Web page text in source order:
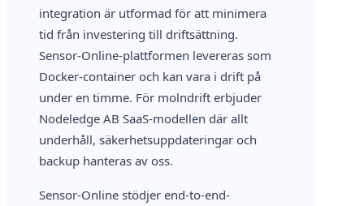
integration är utformad för att minimera
tid från investering till driftsättning.
Sensor-Online-plattformen levereras som
Docker-container och kan vara i drift på
under en timme. För molndrift erbjuder
Nodeledge AB SaaS-modellen där allt
underhåll, säkerhetsuppdateringar och
backup hanteras av oss.
Sensor-Online stödjer end-to-end-